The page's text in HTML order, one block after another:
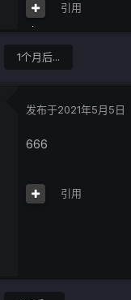
引用
1个月后...
发布于2021年5月5日
666
引用